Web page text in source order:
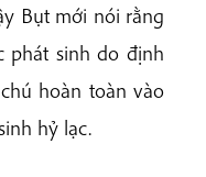
Bụt mới nói rằng
phát sinh do định
hoàn toàn vào
hỷ lạc.